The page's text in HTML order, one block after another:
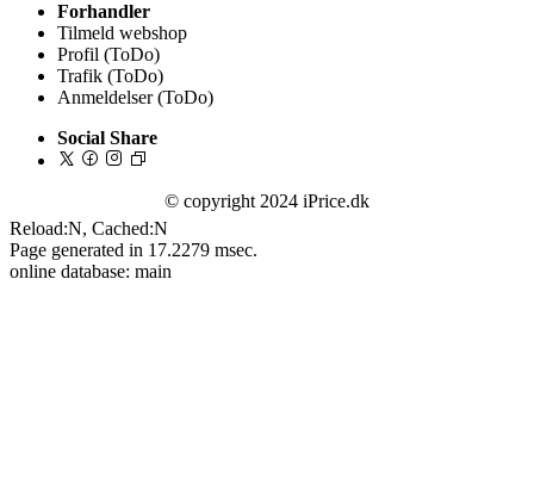
Forhandler
Tilmeld webshop
Profil (ToDo)
Trafik (ToDo)
Anmeldelser (ToDo)
Social Share
© copyright 2024 iPrice.dk
Reload:N, Cached:N
Page generated in 17.2279 msec.
online database: main